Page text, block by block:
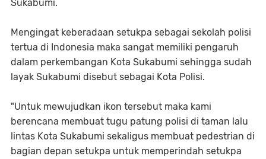
Sukabumi.
Mengingat keberadaan setukpa sebagai sekolah polisi
tertua di Indonesia maka sangat memiliki pengaruh
dalam perkembangan Kota Sukabumi sehingga sudah
layak Sukabumi disebut sebagai Kota Polisi.
"Untuk mewujudkan ikon tersebut maka kami
berencana membuat tugu patung polisi di taman lalu
lintas Kota Sukabumi sekaligus membuat pedestrian di
bagian depan setukpa untuk memperindah setukpa